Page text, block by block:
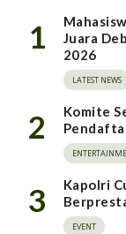
1
Juara
2026
LATEST NEWS
2
Komite
3
Kapolri
EVENT